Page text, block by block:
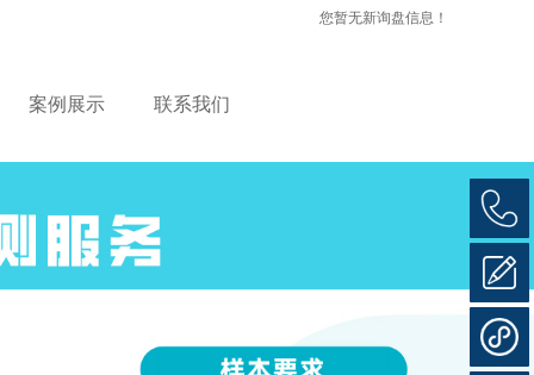
您暂无新询盘信息！
案例展示 联系我们